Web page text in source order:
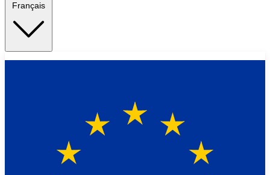
Français